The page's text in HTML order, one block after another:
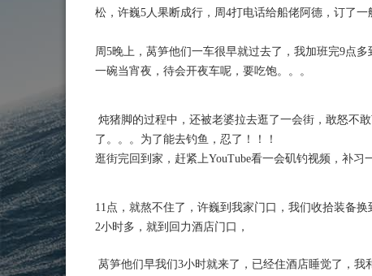
松，许巍5人果断成行，周4打电话给船佬阿德，订了一
周5晚上，莴笋他们一车很早就过去了，我加班完9点
一碗当宵夜，待会开夜车呢，要吃饱。。。
炖猪脚的过程中，还被老婆拉去逛了一会街，敢怒不
了。。。为了能去钓鱼，忍了！！！
逛街完回到家，赶紧上YouTube看一会矶钓视频，补习
11点，就熬不住了，许巍到我家门口，我们收拾装备
2小时多，就到回力酒店门口，
莴笋他们早我们3小时就来了，已经住酒店睡觉了，我